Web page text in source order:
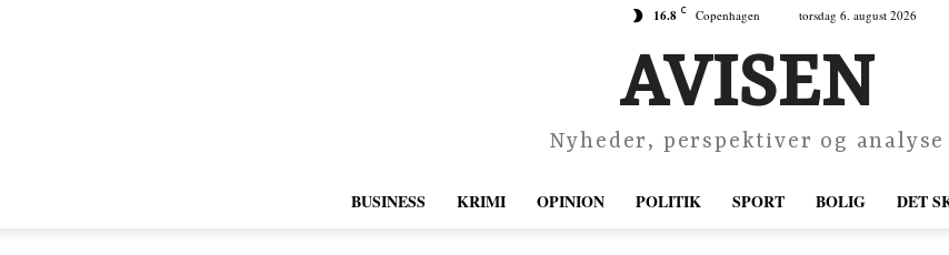
16.8 C Copenhagen torsdag 6. august 2026
AVISEN
Nyheder, perspektiver og analyse
BUSINESS KRIMI OPINION POLITIK SPORT BOLIG DET